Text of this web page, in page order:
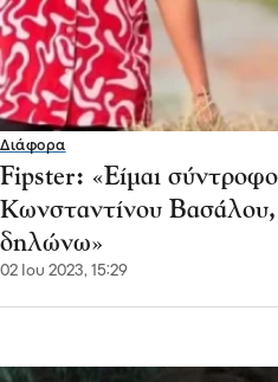
Διάφορα
Fipster: «Είμαι
Κωνσταντίνου Βασάλου,
δηλώνω»
02 Ιου 2023, 15:29